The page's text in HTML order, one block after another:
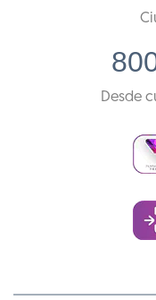
Desde